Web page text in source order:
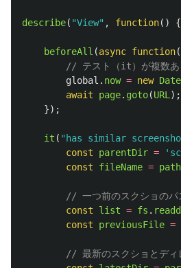
describe( "View" , function() {
beforeAll (async function
// テスト（it）が複数あ
global . now = new Date
await
page. goto(URL );
});
it ( " has similar
const
parentDir = '
const
fileName = path
// 一つ前のスクショのパ
const
list = fs .
const
previousFile =
// 最新のスクショとディ